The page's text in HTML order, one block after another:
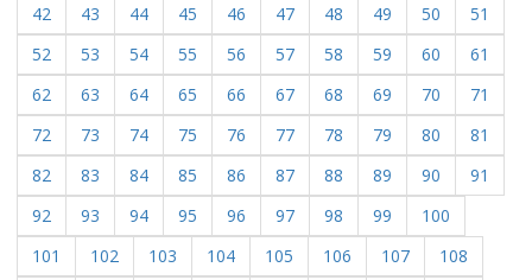
42
43 44 45 46 47 48 49 50
51
52
53 54 55 56 57 58 59 60
61
62
63 64 65 66 67 68 69 70
71
72
73 74 75 76 77 78 79 80
81
82
83 84 85 86 87 88 89 90
91
92
93 94 95 96 97 98 99
100
101
102 103 104 105 106 107
108